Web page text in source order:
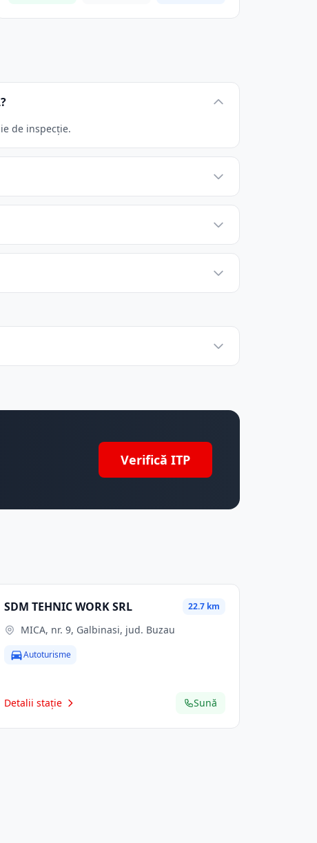
de inspecție.
Verifică ITP
SDM TEHNIC WORK SRL 22.7 km
MICA, nr. 9, Galbinasi, jud. Buzau
Autoturisme
Detalii stație Sună